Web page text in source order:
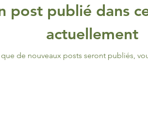
post publié dans
actuellement
de nouveaux posts seront publiés,